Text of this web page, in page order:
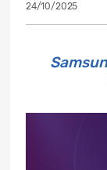
24/10/2025